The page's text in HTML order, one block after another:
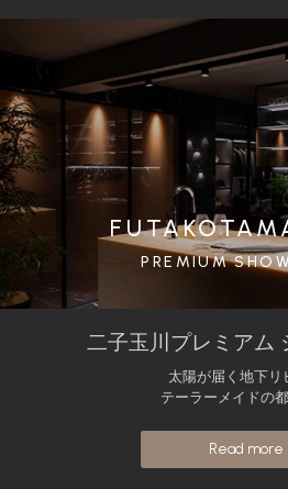
PREMIUM
二子玉川プレミアム
太陽が届く地下リ
テーラーメイドの
Read more